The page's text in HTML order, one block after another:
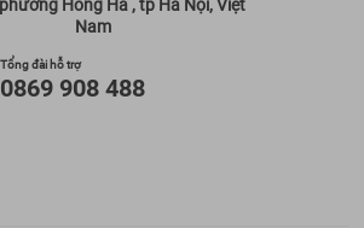
Hồng Hà , tp Hà Nội, Việt
Nam
Tổng đài hỗ trợ
0869 908 488